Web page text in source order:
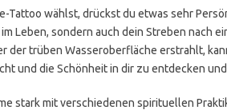
Tattoo wählst, drückst du etwas sehr
Leben, sondern auch dein Streben nach
der trüben Wasseroberfläche erstrahlt,
und die Schönheit in dir zu entdecken
stark mit verschiedenen spirituellen